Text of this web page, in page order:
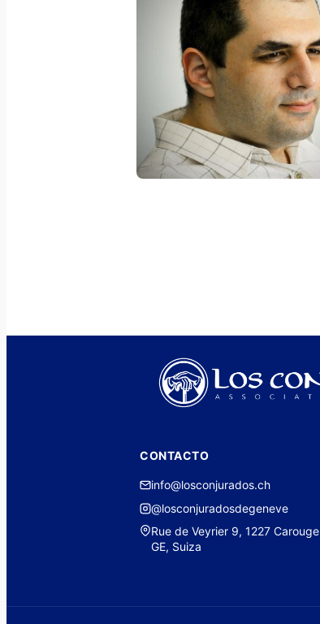
CONTACTO
info@losconjurados.ch
@losconjuradosdegeneve
Rue de Veyrier 9, 1227 Carouge
GE, Suiza